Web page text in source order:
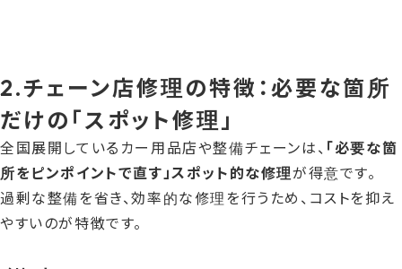
2.チェーン店修理の特徴：必要な箇所
だけの「スポット修理」
全国展開しているカー用品店や整備チェーンは、 「必要な箇
所をピンポイントで直す」スポット的な修理が得意です。
過剰な整備を省き、効率的な修理を行うため、コストを抑え
やすいのが特徴です。